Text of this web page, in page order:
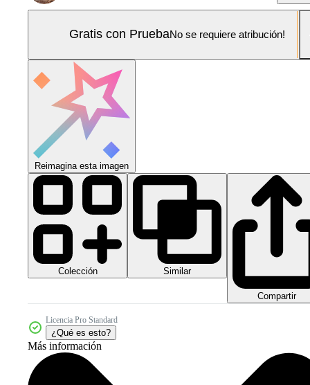
Gratis con PruebaNo se requiere atribución!
Reimagina esta imagen
Colección Similar
Compartir
Licencia Pro Standard
¿Qué es esto?
Más información